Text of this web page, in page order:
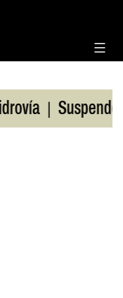
| Suspenden